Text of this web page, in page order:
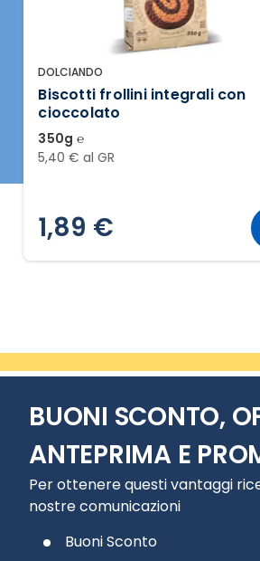
DOLCIANDO
Biscotti frollini integrali con
cioccolato
350g ℮
5,40 € al GR
1,89 €
BUONI SCONTO,
ANTEPRIMA E
Per ottenere questi vantaggi
nostre comunicazioni
Buoni Sconto